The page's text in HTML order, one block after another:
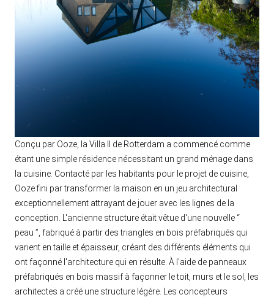
Conçu par Ooze, la Villa II de Rotterdam a commencé comme
étant une simple résidence nécessitant un grand ménage dans
la cuisine. Contacté par les habitants pour le projet de cuisine,
Ooze fini par transformer la maison en un jeu architectural
exceptionnellement attrayant de jouer avec les lignes de la
conception. L'ancienne structure était vêtue d'une nouvelle “
peau ”, fabriqué à partir des triangles en bois préfabriqués qui
varient en taille et épaisseur, créant des différents éléments qui
ont façonné l'architecture qui en résulte. À l'aide de panneaux
préfabriqués en bois massif à façonner le toit, murs et le sol, les
architectes a créé une structure légère. Les concepteurs